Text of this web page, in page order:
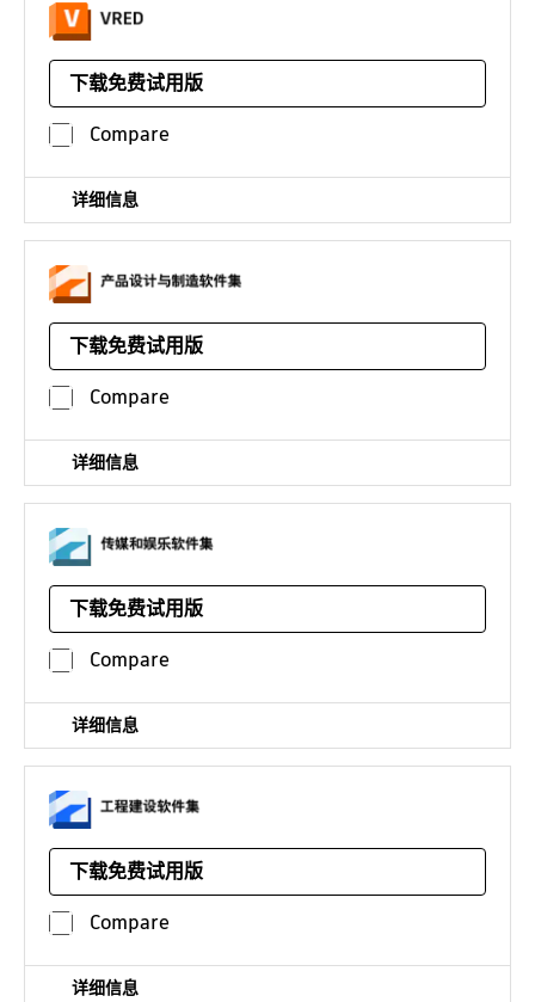
VRED Professional、VRED Server 和 VRED Presenter 可
供选择
下载免费试用版
平台：
VRED Design 的定价
¥42607*
Compare
详细信息
（用于产品开发和制造规划的专业工具）
下载免费试用版
平台：
获取整个软件集
¥21672*
Compare
详细信息
配备强大的建模和动画工具
下载免费试用版
获取整个软件集
¥17927*
Compare
详细信息
括 Revit、AutoCAD、Civil 3D、Autodesk Forma 等
下载免费试用版
获取整个软件集
¥23621*
Compare
详细信息